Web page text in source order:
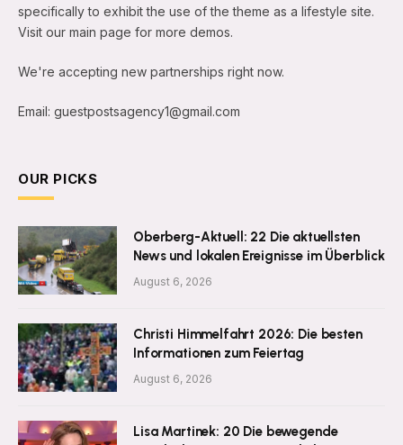
specifically to exhibit the use of the theme as a lifestyle site.
Visit our main page for more demos.
We're accepting new partnerships right now.
Email: guestpostsagency1@gmail.com
OUR PICKS
Oberberg-Aktuell: 22 Die aktuellsten
News und lokalen Ereignisse im Überblick
August 6, 2026
Christi Himmelfahrt 2026: Die besten
Informationen zum Feiertag
August 6, 2026
Lisa Martinek: 20 Die bewegende